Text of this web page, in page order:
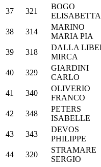
37 321
BOGO
ELISABETTA
38
314
MARINO
MARIA PIA
39
318
DALLA
MIRCA
40
329
GIARDINI
CARLO
41
340
OLIVERIO
FRANCO
42 348
PETERS
ISABELLE
43 343
DEVOS
PHILIPPE
44 320
STRAMARE
SERGIO